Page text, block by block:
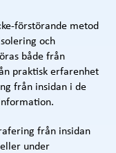
förstörande metod
och
både från
praktisk erfarenhet
från insidan i de
från insidan
under